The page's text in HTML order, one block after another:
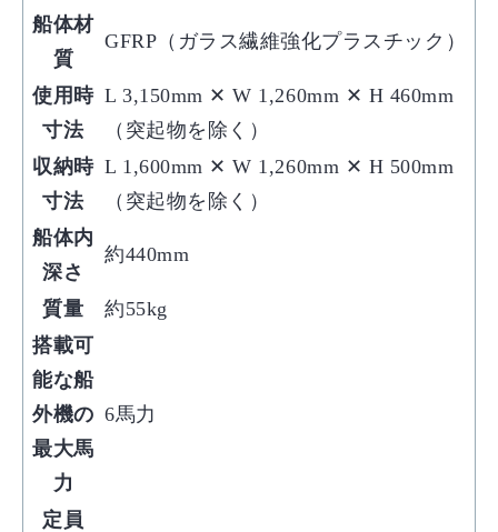
船体材
質
GFRP（ガラス繊維強化プラスチック）
使用時
寸法
L 3,150mm ✕ W 1,260mm ✕ H 460mm
（突起物を除く）
収納時
寸法
L 1,600mm ✕ W 1,260mm ✕ H 500mm
（突起物を除く）
船体内
深さ
約440mm
質量
約55kg
搭載可
能な船
外機の
最大馬
力
6馬力
定員